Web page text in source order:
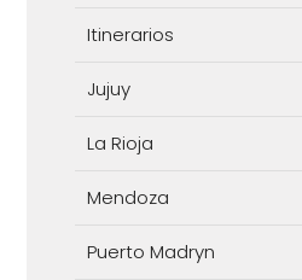
Itinerarios
Jujuy
La Rioja
Mendoza
Puerto Madryn